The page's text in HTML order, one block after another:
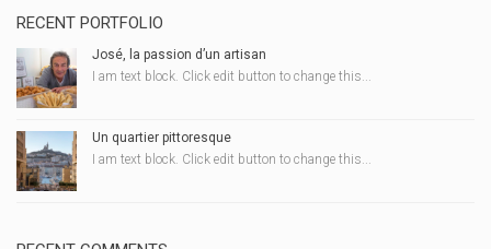
RECENT PORTFOLIO
José, la passion d’un artisan
I am text block. Click edit button to change this...
Un quartier pittoresque
I am text block. Click edit button to change this...